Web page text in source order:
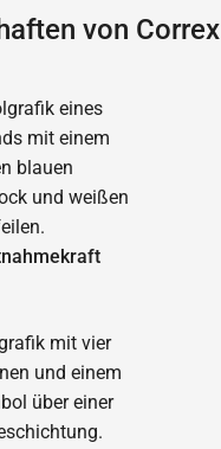
von Correx